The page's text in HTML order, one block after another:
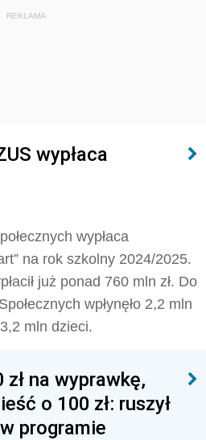
REKLAMA
wypłaca
wypłaca
na rok szkolny 2024/2025.
już ponad 760 mln zł. Do
wpłynęło 2,2 mln
mln dzieci.
na wyprawkę,
o 100 zł: ruszył
programie